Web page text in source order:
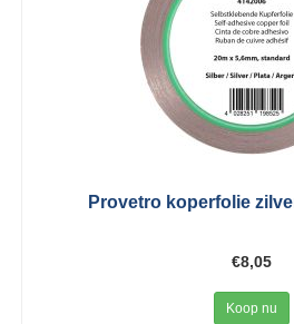
Provetro koperfolie
€8,05
Koop nu